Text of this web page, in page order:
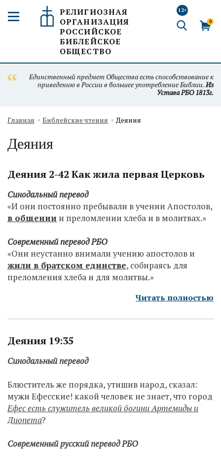
РЕЛИГИОЗНАЯ
ОРГАНИЗАЦИЯ
РОССИЙСКОЕ
БИБЛЕЙСКОЕ
ОБЩЕСТВО
12+
0
Единственный предмет Общества есть способствование к
приведению в России в большее употребление Библии.Из
Устава РБО 1813г.
Главная Библейские чтения Деяния
Деяния
Деяния 2-42 Как жила первая Церковь
Синодальный перевод
«И они постоянно пребывали в учении Апостолов,
в общении и преломлении хлеба и в молитвах.»
Современный перевод РБО
«Они неустанно внимали учению апостолов и
жили в братском единстве, собираясь для
преломления хлеба и для молитвы.»
Читать полностью
Деяния 19:35
Синодальный перевод
Блюститель же порядка, утишив народ, сказал:
мужи Ефесские! какой человек не знает, что город
Ефес есть служитель великой богини Артемиды и
Диопета?
Современный русский перевод РБО